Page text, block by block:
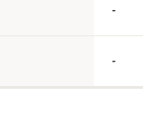
-
-